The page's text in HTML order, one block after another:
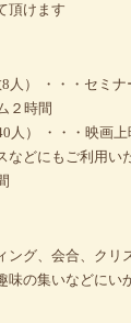
頂けます
人） ・・・セミ
２時間
人） ・・・映画
などにもご利用い
ング、会合、クリ
味の集いなどにい